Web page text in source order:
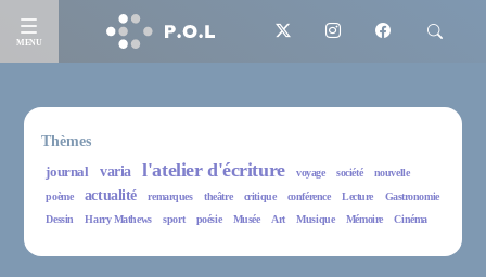
MENU
Thèmes
journal
varia l'atelier d'écriture voyage société
nouvelle
poème
actualité remarques theâtre critique conférence Lecture
Gastronomie
Dessin
Harry Mathews sport poésie Musée Art Musique Mémoire Cinéma